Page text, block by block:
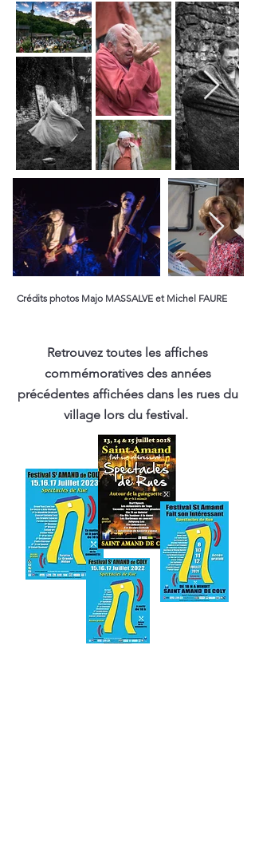
Crédits photos Majo MASSALVE et Michel FAURE
Retrouvez toutes les affiches
commémoratives des années
précédentes affichées dans les rues du
village lors du festival.